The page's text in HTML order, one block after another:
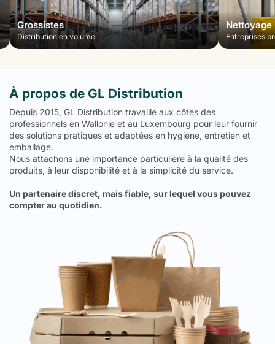
Nettoyage
Entreprises professionnelles Institutions
À propos de GL Distribution
Depuis 2015, GL Distribution travaille aux côtés des
professionnels en Wallonie et au Luxembourg pour leur fournir
des solutions pratiques et adaptées en hygiène, entretien et
emballage.
Nous attachons une importance particulière à la qualité des
produits, à leur disponibilité et à la simplicité du service.
Un partenaire discret, mais fiable, sur lequel vous pouvez
compter au quotidien.